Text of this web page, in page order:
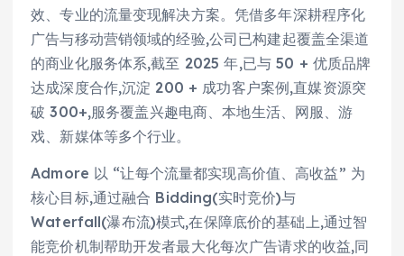
效、专业的流量变现解决方案。凭借多年深耕程序化
广告与移动营销领域的经验,公司已构建起覆盖全渠道
的商业化服务体系,截至 2025 年,已与 50 + 优质品牌
达成深度合作,沉淀 200 + 成功客户案例,直媒资源突
破 300+,服务覆盖兴趣电商、本地生活、网服、游
戏、新媒体等多个行业。
Admore 以 “让每个流量都实现高价值、高收益” 为
核心目标,通过融合 Bidding(实时竞价)与
Waterfall(瀑布流)模式,在保障底价的基础上,通过智
能竞价机制帮助开发者最大化每次广告请求的收益,同